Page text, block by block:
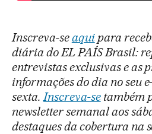
Inscreva-seaquipara
diária do EL PAÍS Brasil:
entrevistas exclusivas e as
informações do dia no seu
sexta.Inscreva-setambém
newsletter semanal aos
destaques da cobertura na